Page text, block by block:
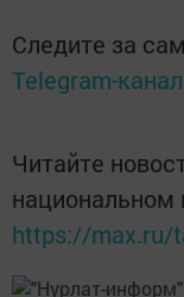
Следите за
Telegram-
Читайте
https://max.ru/